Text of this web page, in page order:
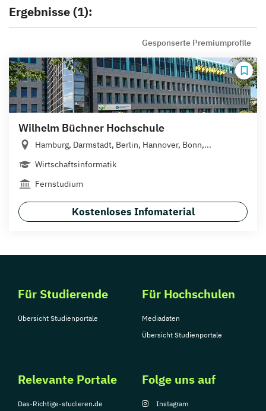
Ergebnisse (1):
Gesponserte Premiumprofile
Wilhelm Büchner Hochschule
Hamburg, Darmstadt, Berlin, Hannover, Bonn,...
Wirtschaftsinformatik
Fernstudium
Kostenloses Infomaterial
Für Studierende
Übersicht Studienportale
Für Hochschulen
Mediadaten
Übersicht Studienportale
Relevante Portale
Das-Richtige-studieren.de
Folge uns auf
Instagram